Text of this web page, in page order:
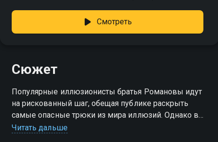
Смотреть
Сюжет
Популярные иллюзионисты братья Романовы идут
на рискованный шаг, обещая публике раскрыть
самые опасные трюки из мира иллюзий. Однако во
время шоу они становятся заложниками
Читать дальше